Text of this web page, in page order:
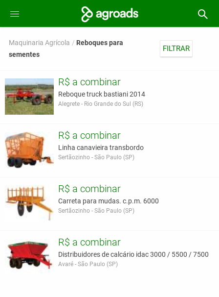
Maquinaria Agrícola
Reboques para
sementes
FILTRAR
R$ a combinar
Reboque truck bastiani 2014
Alegrete - Rio Grande do Sul (RS)
R$ a combinar
Linha canavieira transbordo
Sertãozinho - São Paulo (SP)
R$ a combinar
Carreta para mudas. c.p.m. 6000
Sertãozinho - São Paulo (SP)
R$ a combinar
Distribuidores de calcário idac 3000 / 5500 / 7500
Avaré - São Paulo (SP)